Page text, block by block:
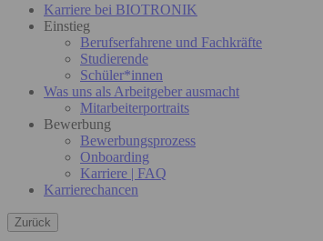
Karriere bei BIOTRONIK
Einstieg
Berufserfahrene und Fachkräfte
Studierende
Schüler*innen
Was uns als Arbeitgeber ausmacht
Mitarbeiterportraits
Bewerbung
Bewerbungsprozess
Onboarding
Karriere | FAQ
Karrierechancen
Zurück